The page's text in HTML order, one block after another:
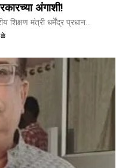
अंगाशी!
शिक्षण मंत्री धर्मेंद्र प्रधान...